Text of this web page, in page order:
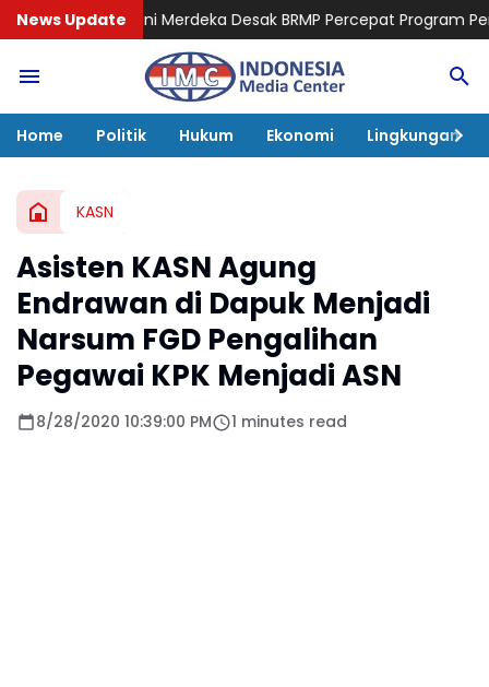
News Update
Desak BRMP Percepat Program Pemulihan Petani
Home Politik Hukum Ekonomi Lingkungan
KASN
Asisten KASN Agung
Endrawan di Dapuk Menjadi
Narsum FGD Pengalihan
Pegawai KPK Menjadi ASN
8/28/2020 10:39:00 PM 1 minutes read